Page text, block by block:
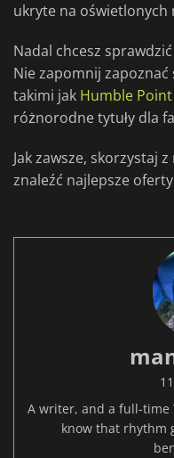
ukryte na oświetlonych
Nadal chcesz
Nie zapomnij
takimi jak Humble
różnorodne tytuły dla
Jak zawsze, skorzystaj z
znaleźć najlepsze
A writer, and a full-time
know that rhythm